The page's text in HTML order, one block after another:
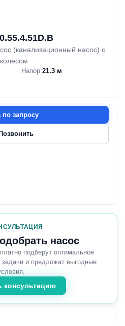
(канализационный насос) с
Напор:21.3 м
по запросу
насос
подберут оптимальное
и предложат выгодные
консультацию